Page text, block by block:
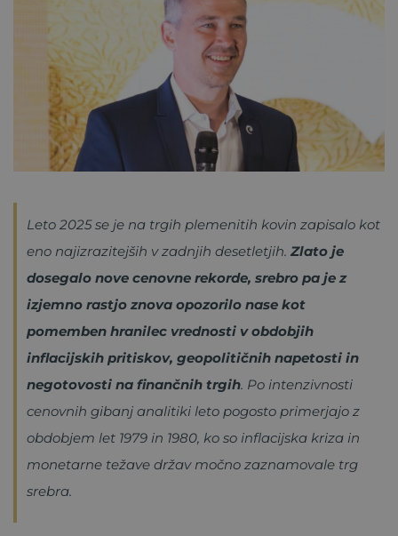
Leto 2025 se je na trgih plemenitih kovin zapisalo kot
eno najizrazitejših v zadnjih desetletjih. Zlato je
dosegalo nove cenovne rekorde, srebro pa je z
izjemno rastjo znova opozorilo nase kot
pomemben hranilec vrednosti v obdobjih
inflacijskih pritiskov, geopolitičnih napetosti in
negotovosti na finančnih trgih. Po intenzivnosti
cenovnih gibanj analitiki leto pogosto primerjajo z
obdobjem let 1979 in 1980, ko so inflacijska kriza in
monetarne težave držav močno zaznamovale trg
srebra.